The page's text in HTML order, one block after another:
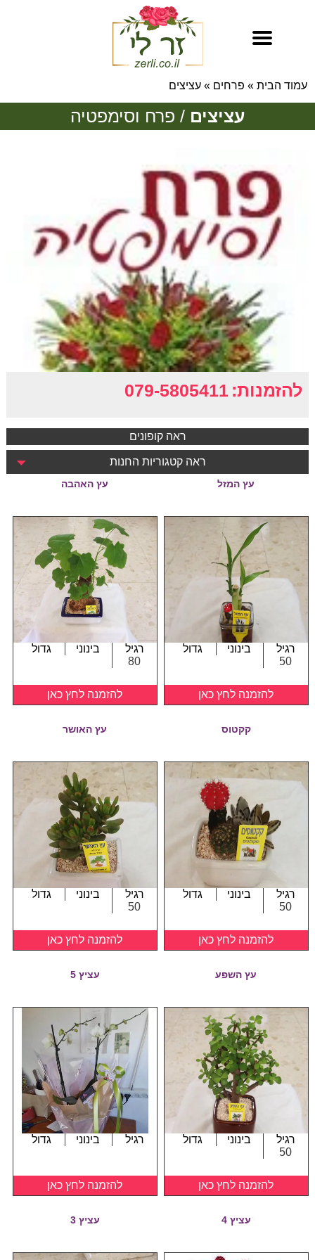
עמוד הבית » פרחים » עציצים
עציצים / פרח וסימפטיה
להזמנות: 079-5805411
ראה קופונים
ראה קטגוריות החנות
עץ המזל
רגיל
50
בינוני גדול
להזמנה לחץ כאן
עץ האהבה
רגיל
80
בינוני גדול
להזמנה לחץ כאן
קקטוס
רגיל
50
בינוני גדול
להזמנה לחץ כאן
עץ האושר
רגיל
50
בינוני גדול
להזמנה לחץ כאן
עץ השפע
רגיל
50
בינוני גדול
להזמנה לחץ כאן
עציץ 5
רגיל בינוני גדול
להזמנה לחץ כאן
עציץ 4 עציץ 3